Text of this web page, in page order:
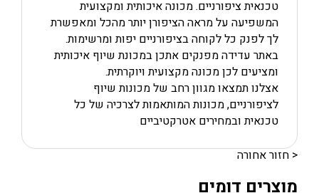
טכנאית ציפורניים. מכונה איכותית ומקצועית
המשפיעה על מראה הציפורן יותר מהכל ומאפשרת
לך לפנק כל לקוחה בציפורניים יפות ומרשימות.
באתר עדידה מפנקים אתכן במכונת שיוף איכותית
ומציעים לכן מכונה מקצועית ויוקרתית.
אצלנו תמצאו מגוון רחב של מכונות שיוף
לציפורניים, מכונות המותאמות לצרכיה של כל
טכנאית ובמחירים אטרקטיביים
< חזור אחורה
מוצרים דומים